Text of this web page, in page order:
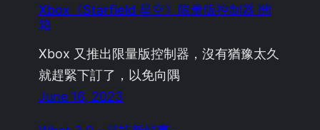
Xbox《Starfield 星空》限量版控制器 開
箱
Xbox 又推出限量版控制器，沒有猶豫太久
就趕緊下訂了，以免向隅
June 16, 2023